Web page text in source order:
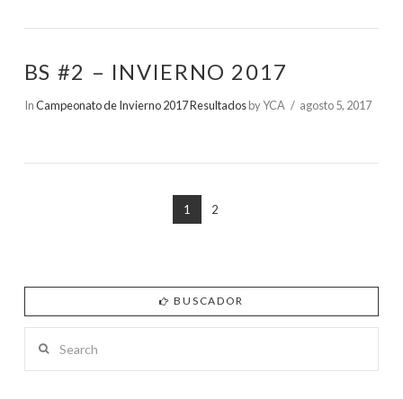
BS #2 – INVIERNO 2017
InCampeonato de Invierno 2017 Resultadosby YCA agosto 5, 2017
1 2
BUSCADOR